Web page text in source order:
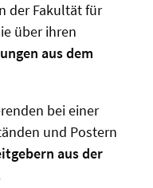
der Fakultät für
über ihren
aus dem
bei einer
und Postern
aus der